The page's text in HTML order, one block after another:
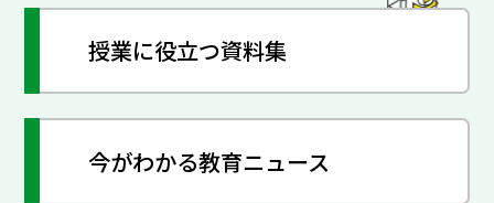
授業に役立つ資料集
今がわかる教育ニュース